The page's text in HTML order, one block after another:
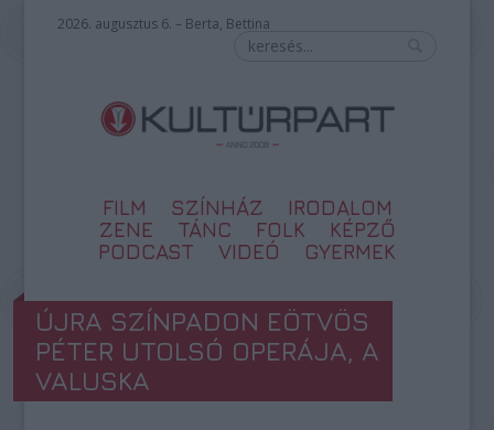
2026. augusztus 6. – Berta, Bettina
FILM SZÍNHÁZ
IRODALOM
ZENE
TÁNC FOLK
KÉPZŐ
PODCAST
VIDEÓ GYERMEK
ÚJRA SZÍNPADON EÖTVÖS
PÉTER UTOLSÓ OPERÁJA, A
VALUSKA